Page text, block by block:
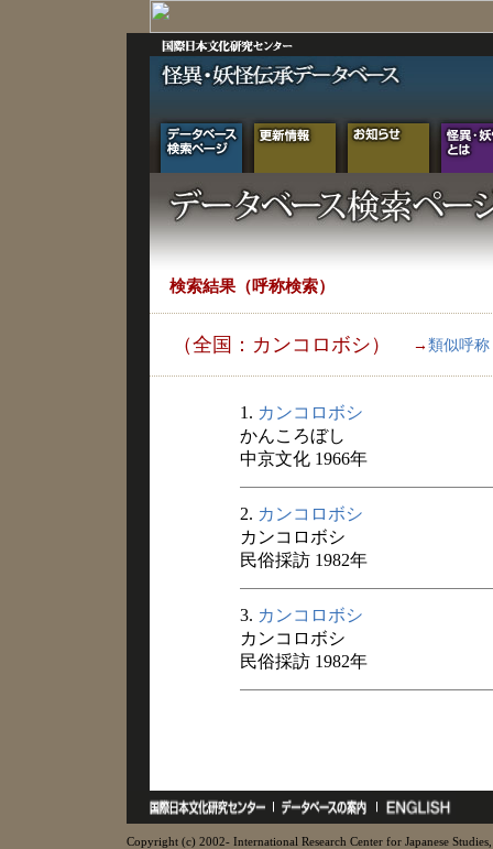
検索結果（呼称検索）
（全国：カンコロボシ） → 類似呼称
1. カンコロボシ
かんころぼし
中京文化 1966年
2. カンコロボシ
カンコロボシ
民俗採訪 1982年
3. カンコロボシ
カンコロボシ
民俗採訪 1982年
Copyright (c) 2002- International Research Center for Japanese